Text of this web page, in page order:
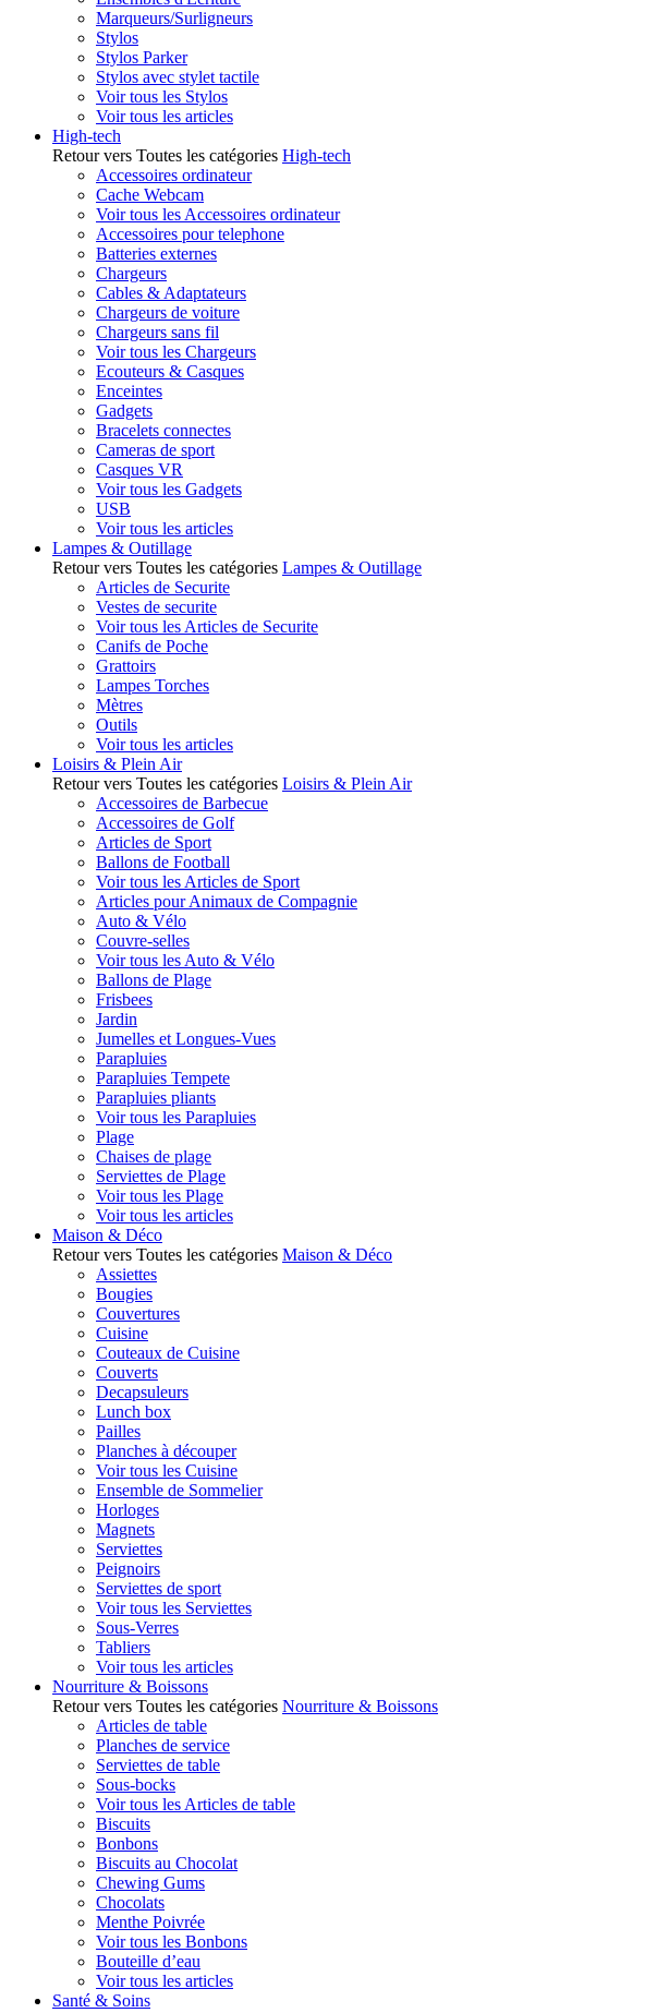
Marqueurs/Surligneurs
Stylos
Stylos Parker
Stylos avec stylet tactile
Voir tous les Stylos
Voir tous les articles
High-tech
Retour vers Toutes les catégories High-tech
Accessoires ordinateur
Cache Webcam
Voir tous les Accessoires ordinateur
Accessoires pour telephone
Batteries externes
Chargeurs
Cables & Adaptateurs
Chargeurs de voiture
Chargeurs sans fil
Voir tous les Chargeurs
Ecouteurs & Casques
Enceintes
Gadgets
Bracelets connectes
Cameras de sport
Casques VR
Voir tous les Gadgets
USB
Voir tous les articles
Lampes & Outillage
Retour vers Toutes les catégories Lampes & Outillage
Articles de Securite
Vestes de securite
Voir tous les Articles de Securite
Canifs de Poche
Grattoirs
Lampes Torches
Mètres
Outils
Voir tous les articles
Loisirs & Plein Air
Retour vers Toutes les catégories Loisirs & Plein Air
Accessoires de Barbecue
Accessoires de Golf
Articles de Sport
Ballons de Football
Voir tous les Articles de Sport
Articles pour Animaux de Compagnie
Auto & Vélo
Couvre-selles
Voir tous les Auto & Vélo
Ballons de Plage
Frisbees
Jardin
Jumelles et Longues-Vues
Parapluies
Parapluies Tempete
Parapluies pliants
Voir tous les Parapluies
Plage
Chaises de plage
Serviettes de Plage
Voir tous les Plage
Voir tous les articles
Maison & Déco
Retour vers Toutes les catégories Maison & Déco
Assiettes
Bougies
Couvertures
Cuisine
Couteaux de Cuisine
Couverts
Decapsuleurs
Lunch box
Pailles
Planches à découper
Voir tous les Cuisine
Ensemble de Sommelier
Horloges
Magnets
Serviettes
Peignoirs
Serviettes de sport
Voir tous les Serviettes
Sous-Verres
Tabliers
Voir tous les articles
Nourriture & Boissons
Retour vers Toutes les catégories Nourriture & Boissons
Articles de table
Planches de service
Serviettes de table
Sous-bocks
Voir tous les Articles de table
Biscuits
Bonbons
Biscuits au Chocolat
Chewing Gums
Chocolats
Menthe Poivrée
Voir tous les Bonbons
Bouteille d’eau
Voir tous les articles
Santé & Soins